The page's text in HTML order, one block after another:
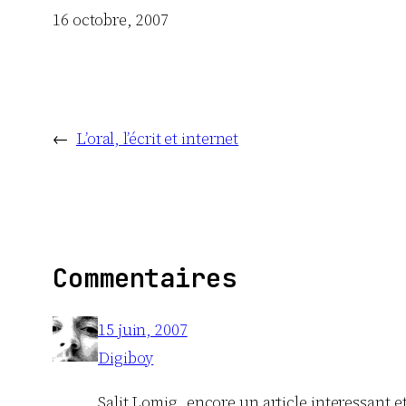
Date
16 octobre, 2007
← L’oral, l’écrit et internet
Commentaires
15 juin, 2007
Digiboy